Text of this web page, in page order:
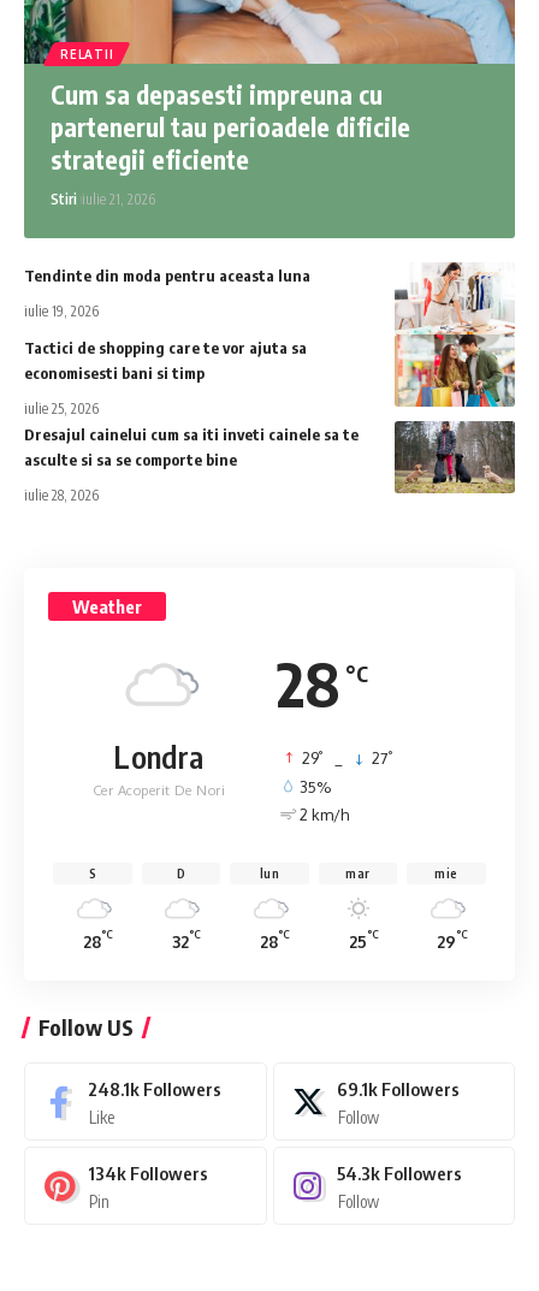
RELATII
Cum sa depasesti impreuna cu
partenerul tau perioadele dificile
strategii eficiente
Stiri iulie 21, 2026
Tendinte din moda pentru aceasta luna
iulie 19, 2026
Tactici de shopping care te vor ajuta sa
economisesti bani si timp
iulie 25, 2026
Dresajul cainelui cum sa iti inveti cainele sa te
asculte si sa se comporte bine
iulie 28, 2026
Weather
28 °C
Londra
Cer Acoperit De Nori
29° 27°
35%
2 km/h
S
28°C
D
32°C
lun
28°C
mar
25°C
mie
29°C
Follow US
248.1k Followers
Like
69.1k Followers
Follow
134k Followers
Pin
54.3k Followers
Follow